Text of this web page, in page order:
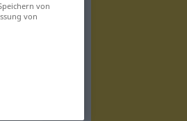
von
von